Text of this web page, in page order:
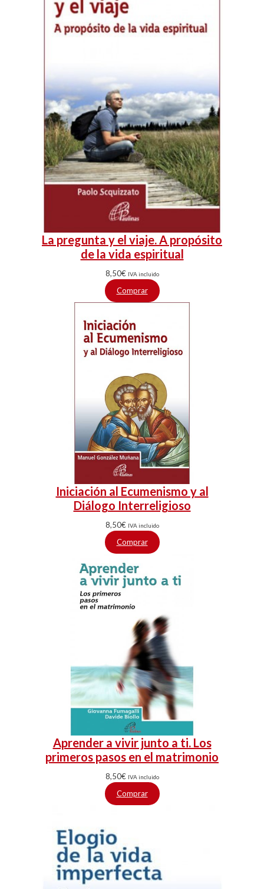
La pregunta y el viaje. A propósito
de la vida espiritual
8,50€ IVA incluido
Comprar
Iniciación al Ecumenismo y al
Diálogo Interreligioso
8,50€ IVA incluido
Comprar
Aprender a vivir junto a ti. Los
primeros pasos en el matrimonio
8,50€ IVA incluido
Comprar